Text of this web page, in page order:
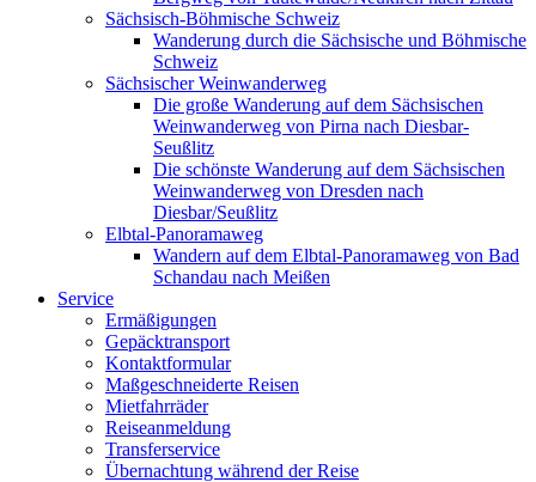
Sächsisch-Böhmische Schweiz
Wanderung durch die Sächsische und Böhmische
Schweiz
Sächsischer Weinwanderweg
Die große Wanderung auf dem Sächsischen
Weinwanderweg von Pirna nach Diesbar-
Seußlitz
Die schönste Wanderung auf dem Sächsischen
Weinwanderweg von Dresden nach
Diesbar/Seußlitz
Elbtal-Panoramaweg
Wandern auf dem Elbtal-Panoramaweg von Bad
Schandau nach Meißen
Service
Ermäßigungen
Gepäcktransport
Kontaktformular
Maßgeschneiderte Reisen
Mietfahrräder
Reiseanmeldung
Transferservice
Übernachtung während der Reise